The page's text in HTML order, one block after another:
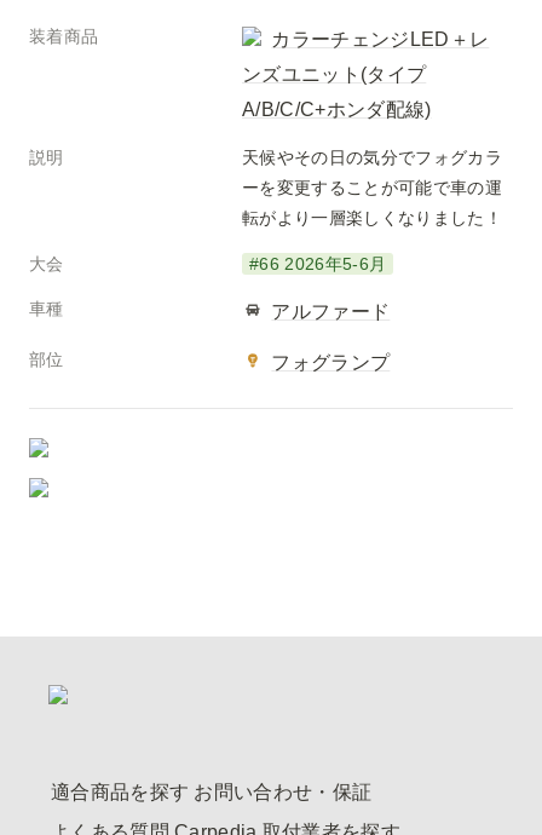
装着商品
カラーチェンジLED＋レ
ンズユニット(タイプ
A/B/C/C+ホンダ配線)
説明
天候やその日の気分でフォグカラ
ーを変更することが可能で車の運
転がより一層楽しくなりました！
大会 #66 2026年5-6月
車種 アルファード
部位 フォグランプ
適合商品を探す お問い合わせ・保証